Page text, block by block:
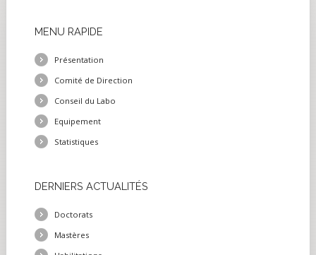
MENU RAPIDE
Présentation
Comité de Direction
Conseil du Labo
Equipement
Statistiques
DERNIERS ACTUALITÉS
Doctorats
Mastères